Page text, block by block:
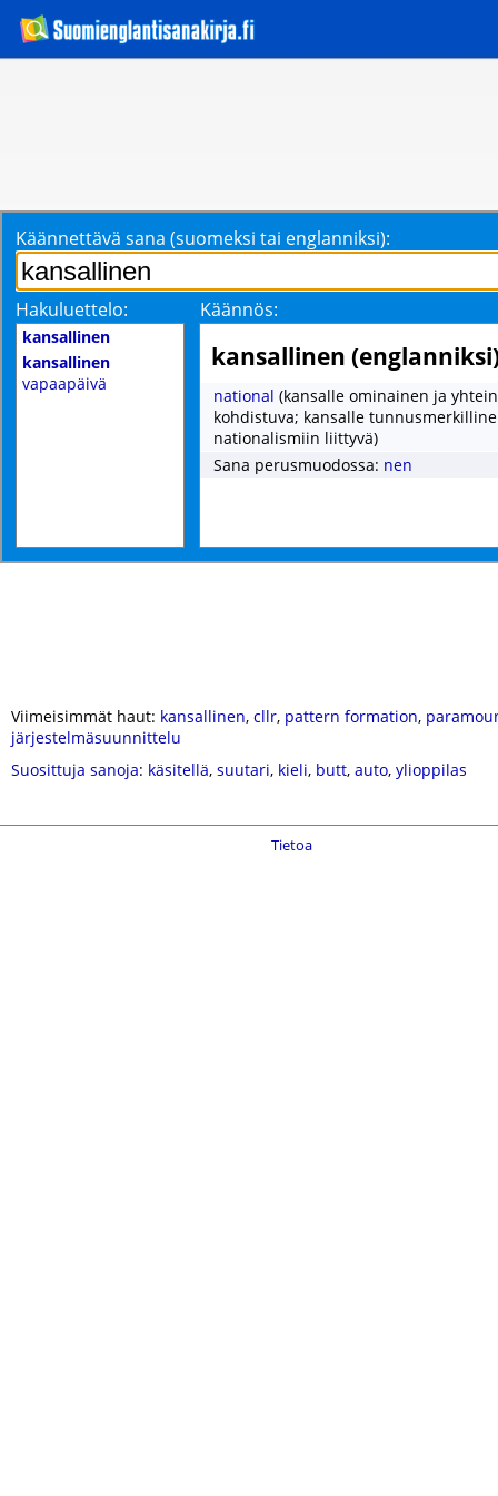
Käännettävä sana (suomeksi tai englanniksi):
Hakuluettelo: Käännös:
kansallinen
kansallinen
vapaapäivä
kansallinen
national (kansalle ominainen ja
kohdistuva; kansalle
nationalismiin liittyvä)
Sana perusmuodossa: nen
Viimeisimmät haut: kansallinen, cllr, pattern formation,
järjestelmäsuunnittelu
Suosittuja sanoja: käsitellä, suutari, kieli, butt, auto, ylioppilas
Tietoa